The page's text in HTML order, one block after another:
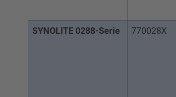
SYNOLITE 0288-Serie 770028X